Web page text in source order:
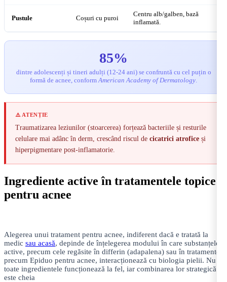
Pustule Coșuri cu puroi
Centru alb/galben, bază
inflamată.
85%
dintre adolescenți și tineri adulți (12-24 ani) se confruntă cu cel puțin o
formă de acnee, conformAmerican Academy of Dermatology.
⚠️ ATENȚIE
Traumatizarea leziunilor (stoarcerea) forțează bacteriile și resturile
celulare mai adânc în derm, crescând riscul de cicatrici atrofice și
hiperpigmentare post-inflamatorie.
Ingrediente active în tratamentele topice
pentru acnee
Alegerea unui tratament pentru acnee, indiferent dacă e tratată la
medic sau acasă, depinde de înțelegerea modului în care substanțele
active, precum cele regăsite în differin (adapalena) sau în tratamente
precum Epiduo pentru acnee, interacționează cu biologia pielii. Nu
toate ingredientele funcționează la fel, iar combinarea lor strategică
este cheia